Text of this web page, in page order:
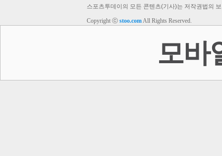
스포츠투데이의 모든 콘텐츠(기사)는 저작권법의
Copyright ⓒ stoo.comAll Rights Reserved.
모바